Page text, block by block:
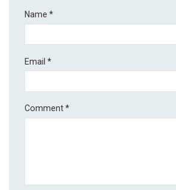
Name*
Email*
Comment*